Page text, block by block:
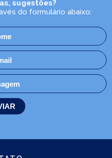
sugestões?
do formulário abaixo: